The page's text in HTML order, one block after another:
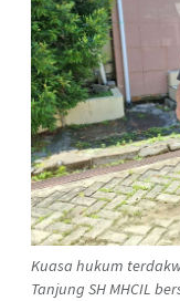
Kuasa hukum
Tanjung SH MHCIL